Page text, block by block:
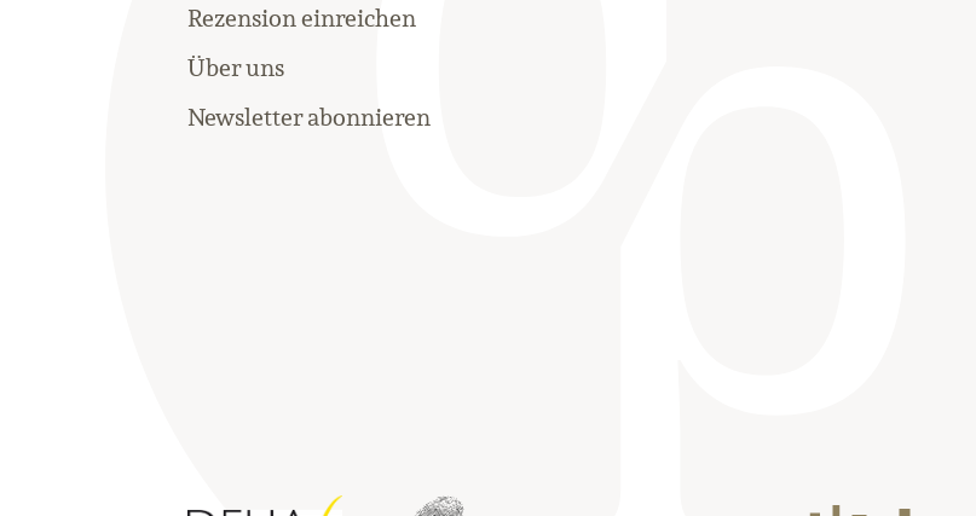
Rezension einreichen
Über uns
Newsletter abonnieren